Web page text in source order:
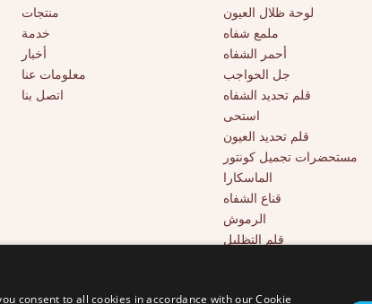
منتجات
خدمة
أخبار
معلومات عنا
اتصل بنا
لوحة ظلال العيون
ملمع شفاه
أحمر الشفاه
جل الحواجب
قلم تحديد الشفاه
استحى
قلم تحديد العيون
مستحضرات تجميل كونتور
الماسكارا
قناع الشفاه
الرموش
قلم التظليل
consent to all cookies in accordance with our Cookie